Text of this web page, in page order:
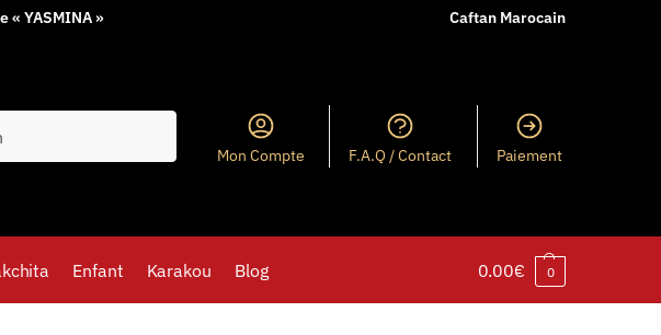
« YASMINA » Caftan Marocain
Mon Compte F.A.Q / Contact Paiement
Enfant Karakou Blog 0.00€ 0